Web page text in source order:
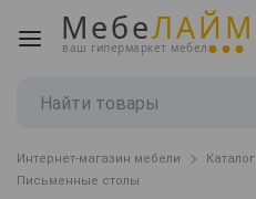
МебеЛАЙМ
ваш гипермаркет мебели
Интернет-магазин мебели Каталог
Письменные столы